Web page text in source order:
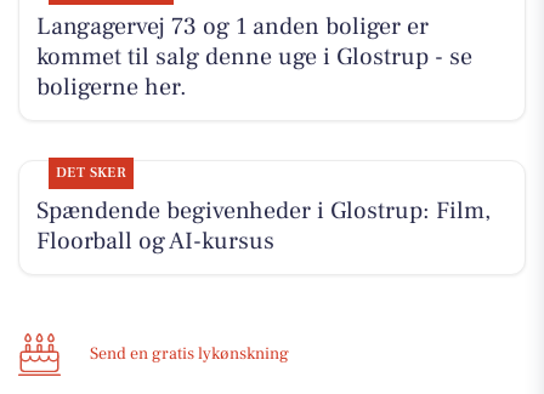
Langagervej 73 og 1 anden boliger er
kommet til salg denne uge i Glostrup - se
boligerne her.
DET SKER
Spændende begivenheder i Glostrup: Film,
Floorball og AI-kursus
Send en gratis lykønskning